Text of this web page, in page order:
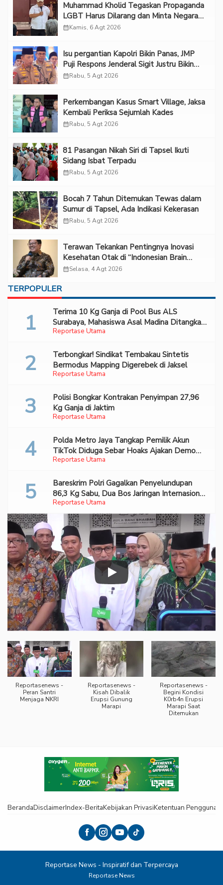
Muhammad Kholid Tegaskan Propaganda
LGBT Harus Dilarang dan Minta Negara
Melindungi Korban
calendar_monthKamis, 6 Agt 2026
Isu pergantian Kapolri Bikin Panas, JMP
Puji Respons Jenderal Sigit Justru Bikin
“Adem”
calendar_monthRabu, 5 Agt 2026
Perkembangan Kasus Smart Village, Jaksa
Kembali Periksa Sejumlah Kades
calendar_monthRabu, 5 Agt 2026
81 Pasangan Nikah Siri di Tapsel Ikuti
Sidang Isbat Terpadu
calendar_monthRabu, 5 Agt 2026
Bocah 7 Tahun Ditemukan Tewas dalam
Sumur di Tapsel, Ada Indikasi Kekerasan
calendar_monthRabu, 5 Agt 2026
Terawan Tekankan Pentingnya Inovasi
Kesehatan Otak di “Indonesian Brain
Forum 2026 UPN Veteran Jakarta”
calendar_monthSelasa, 4 Agt 2026
TERPOPULER
Reportase Utama
Terima 10 Kg Ganja di Pool Bus ALS
Surabaya, Mahasiswa Asal Madina Ditangkap
Bareskrim
Reportase Utama
Terbongkar! Sindikat Tembakau Sintetis
Bermodus Mapping Digerebek di Jaksel
Reportase Utama
Polisi Bongkar Kontrakan Penyimpan 27,96
Kg Ganja di Jaktim
Reportase Utama
Polda Metro Jaya Tangkap Pemilik Akun
TikTok Diduga Sebar Hoaks Ajakan Demo
Turunkan Prabowo-Gibran
Reportase Utama
Bareskrim Polri Gagalkan Penyelundupan
86,3 Kg Sabu, Dua Bos Jaringan Internasional
Diburu
Reportasenews -
Peran Santri
Menjaga NKRI
Reportasenews -
Kisah Dibalik
Erupsi Gunung
Marapi
Reportasenews -
Begini Kondisi
K0rb4n Erupsi
Marapi Saat
Ditemukan
BerandaDisclaimerIndex-BeritaKebijakan PrivasiKetentuan Pengguna
Reportase News - Inspiratif dan Terpercaya
Reportase News